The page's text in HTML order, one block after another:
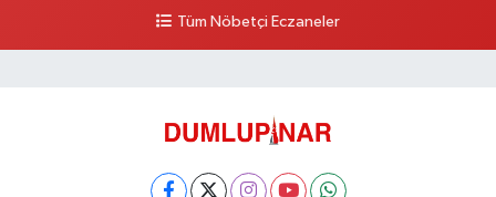
Tüm Nöbetçi Eczaneler